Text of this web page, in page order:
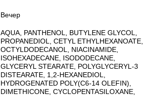
Вечер
AQUA, PANTHENOL, BUTYLENE GLYCOL,
PROPANEDIOL, CETYL ETHYLHEXANOATE,
OCTYLDODECANOL, NIACINAMIDE,
ISOHEXADECANE, ISODODECANE,
GLYCERYL STEARATE, POLYGLYCERYL-3
DISTEARATE, 1,2-HEXANEDIOL,
HYDROGENATED POLY(C6-14 OLEFIN),
DIMETHICONE, CYCLOPENTASILOXANE,